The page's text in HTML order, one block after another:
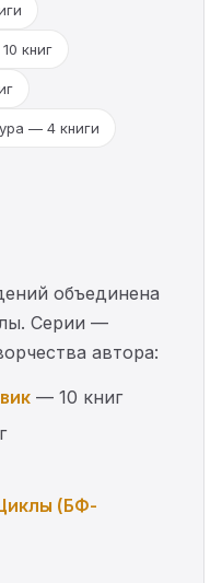
книг
— 4 книги
объединена
Серии —
автора:
— 10 книг
(БФ-